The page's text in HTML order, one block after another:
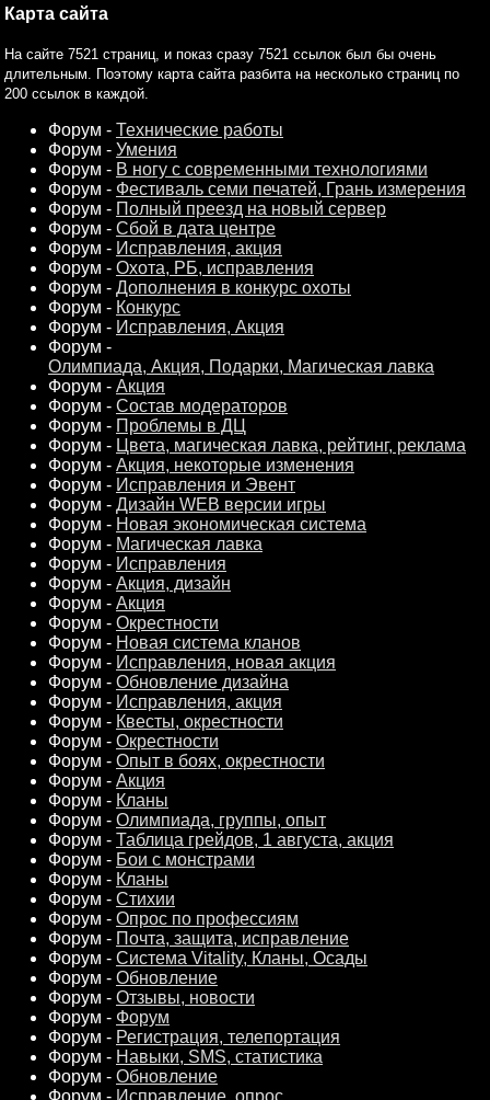
Карта сайта
На сайте 7521 страниц, и показ сразу 7521 ссылок был бы очень
длительным. Поэтому карта сайта разбита на несколько страниц по
200 ссылок в каждой.
Форум - Технические работы
Форум - Умения
Форум - В ногу с современными технологиями
Форум - Фестиваль семи печатей, Грань измерения
Форум - Полный преезд на новый сервер
Форум - Сбой в дата центре
Форум - Исправления, акция
Форум - Охота, РБ, исправления
Форум - Дополнения в конкурс охоты
Форум - Конкурс
Форум - Исправления, Акция
Форум -
Олимпиада, Акция, Подарки, Магическая лавка
Форум - Акция
Форум - Состав модераторов
Форум - Проблемы в ДЦ
Форум - Цвета, магическая лавка, рейтинг, реклама
Форум - Акция, некоторые изменения
Форум - Исправления и Эвент
Форум - Дизайн WEB версии игры
Форум - Новая экономическая система
Форум - Магическая лавка
Форум - Исправления
Форум - Акция, дизайн
Форум - Акция
Форум - Окрестности
Форум - Новая система кланов
Форум - Исправления, новая акция
Форум - Обновление дизайна
Форум - Исправления, акция
Форум - Квесты, окрестности
Форум - Окрестности
Форум - Опыт в боях, окрестности
Форум - Акция
Форум - Кланы
Форум - Олимпиада, группы, опыт
Форум - Таблица грейдов, 1 августа, акция
Форум - Бои с монстрами
Форум - Кланы
Форум - Стихии
Форум - Опрос по профессиям
Форум - Почта, защита, исправление
Форум - Система Vitality, Кланы, Осады
Форум - Обновление
Форум - Отзывы, новости
Форум - Форум
Форум - Регистрация, телепортация
Форум - Навыки, SMS, статистика
Форум - Обновление
Форум - Исправление, опрос